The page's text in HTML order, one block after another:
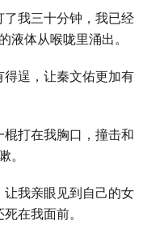
我三十分钟，我已经
液体从喉咙里涌出。
逞，让秦文佑更加有
棍打在我胸口，撞击和
。
我亲眼见到自己的女
在我面前。